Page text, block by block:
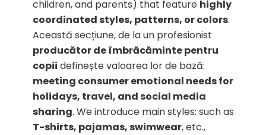
children, and parents) that feature highly
coordinated styles, patterns, or colors.
Această secțiune, de la un profesionist
producător de îmbrăcăminte pentru
copii definește valoarea lor de bază:
meeting consumer emotional needs for
holidays, travel, and social media
sharing. We introduce main styles: such as
T-shirts, pajamas, swimwear, etc.,